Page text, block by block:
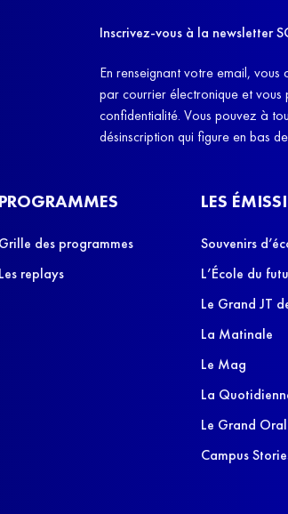
Inscrivez-vous à la newsletter
En renseignant votre email,
par courrier électronique et
confidentialité. Vous pouvez à
désinscription qui figure en bas
PROGRAMMES
Grille des programmes
Les replays
LES
Souvenirs
L’École du
Le Grand JT
La Matinale
Le Mag
La
Le Grand Oral
Campus